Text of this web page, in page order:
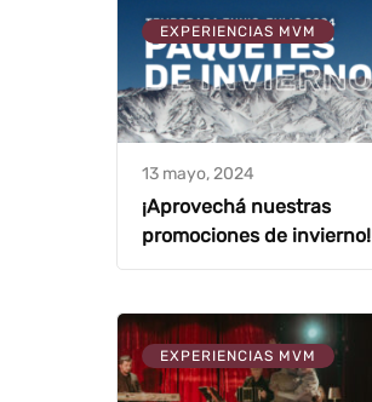
EXPERIENCIAS MVM
13 mayo, 2024
¡Aprovechá nuestras
promociones de invierno!
EXPERIENCIAS MVM